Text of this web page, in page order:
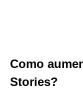
Como
Stories?